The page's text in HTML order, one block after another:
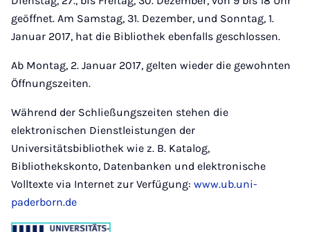
geöffnet. Am Samstag, 31. Dezember, und Sonntag, 1.
Januar 2017, hat die Bibliothek ebenfalls geschlossen.
Ab Montag, 2. Januar 2017, gelten wieder die gewohnten
Öffnungszeiten.
Während der Schließungszeiten stehen die
elektronischen Dienstleistungen der
Universitätsbibliothek wie z. B. Katalog,
Bibliothekskonto, Datenbanken und elektronische
Volltexte via Internet zur Verfügung: www.ub.uni-
paderborn.de